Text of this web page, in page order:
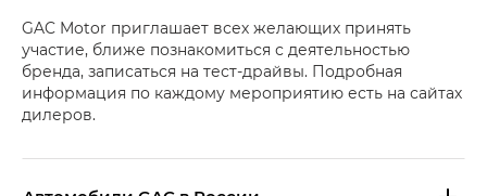
GAC Motor приглашает всех желающих принять
участие, ближе познакомиться с деятельностью
бренда, записаться на тест-драйвы. Подробная
информация по каждому мероприятию есть на сайтах
дилеров.